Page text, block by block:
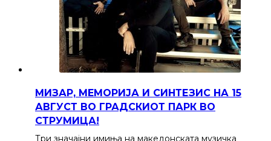
МИЗАР, МЕМОРИЈА И СИНТЕЗИС НА 15
АВГУСТ ВО ГРАДСКИОТ ПАРК ВО
СТРУМИЦА!
Три значајни имиња на македонската музичка